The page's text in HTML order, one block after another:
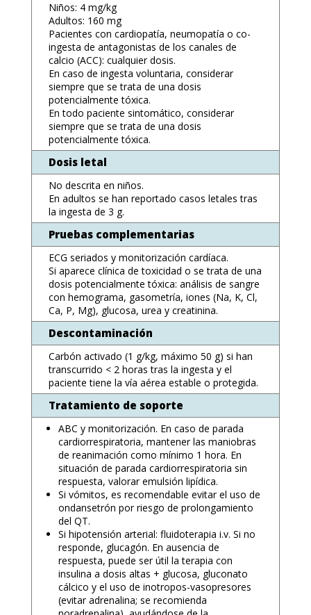
Niños: 4 mg/kg
Adultos: 160 mg
Pacientes con cardiopatía, neumopatía o co-
ingesta de antagonistas de los canales de
calcio (ACC): cualquier dosis.
En caso de ingesta voluntaria, considerar
siempre que se trata de una dosis
potencialmente tóxica.
En todo paciente sintomático, considerar
siempre que se trata de una dosis
potencialmente tóxica.
Dosis letal
No descrita en niños.
En adultos se han reportado casos letales tras
la ingesta de 3 g.
Pruebas complementarias
ECG seriados y monitorización cardíaca.
Si aparece clínica de toxicidad o se trata de una
dosis potencialmente tóxica: análisis de sangre
con hemograma, gasometría, iones (Na, K, Cl,
Ca, P, Mg), glucosa, urea y creatinina.
Descontaminación
Carbón activado (1 g/kg, máximo 50 g) si han
transcurrido < 2 horas tras la ingesta y el
paciente tiene la vía aérea estable o protegida.
Tratamiento de soporte
ABC y monitorización. En caso de parada
cardiorrespiratoria, mantener las maniobras
de reanimación como mínimo 1 hora. En
situación de parada cardiorrespiratoria sin
respuesta, valorar emulsión lipídica.
Si vómitos, es recomendable evitar el uso de
ondansetrón por riesgo de prolongamiento
del QT.
Si hipotensión arterial: fluidoterapia i.v. Si no
responde, glucagón. En ausencia de
respuesta, puede ser útil la terapia con
insulina a dosis altas + glucosa, gluconato
cálcico y el uso de inotropos-vasopresores
(evitar adrenalina; se recomienda